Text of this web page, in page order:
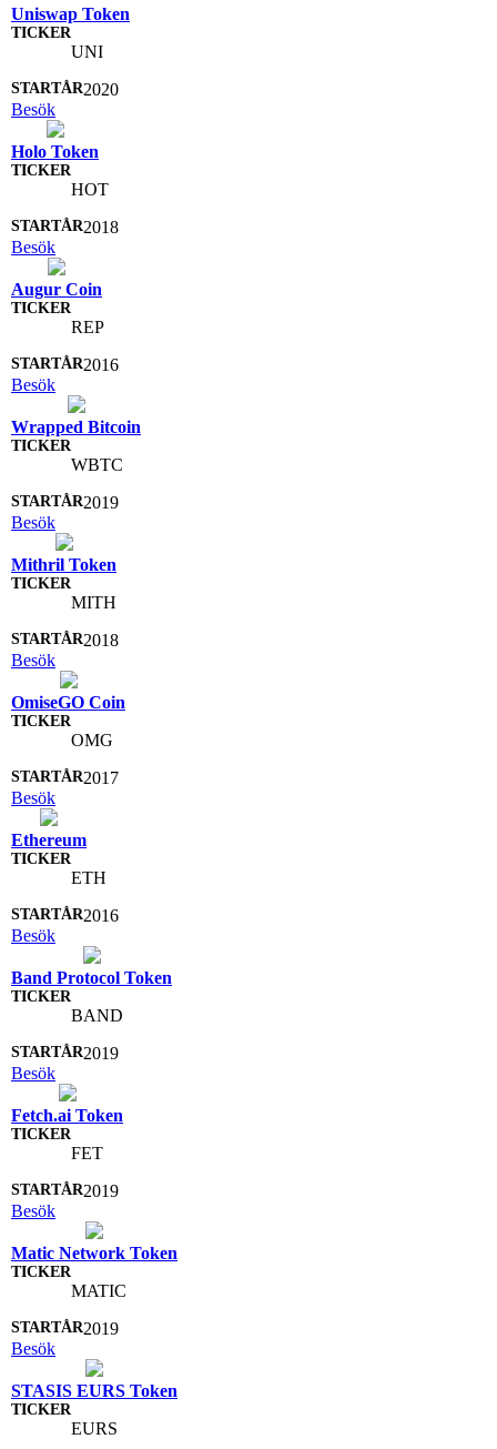
Uniswap Token
UNI
2020
Besök
Holo Token
HOT
2018
Besök
Augur Coin
REP
2016
Besök
Wrapped Bitcoin
WBTC
2019
Besök
Mithril Token
MITH
2018
Besök
OmiseGO Coin
OMG
2017
Besök
Ethereum
ETH
2016
Besök
Band Protocol Token
BAND
2019
Besök
Fetch.ai Token
FET
2019
Besök
Matic Network Token
MATIC
2019
Besök
STASIS EURS Token
EURS